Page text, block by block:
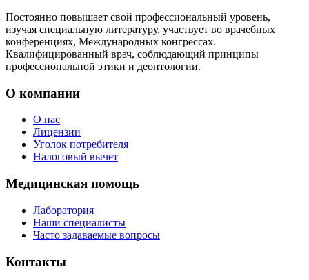
Постоянно повышает свой профессиональный уровень,
изучая специальную литературу, участвует во врачебных
конференциях, Международных конгрессах.
Квалифицированный врач, соблюдающий принципы
профессиональной этики и деонтологии.
О компании
О нас
Лицензии
Уголок потребителя
Налоговый вычет
Медицинская помощь
Лаборатория
Наши специалисты
Часто задаваемые вопросы
Контакты